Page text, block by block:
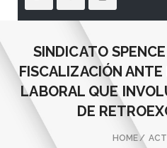
SINDICATO
FISCALIZACIÓN
LABORAL QUE
DE
HOME